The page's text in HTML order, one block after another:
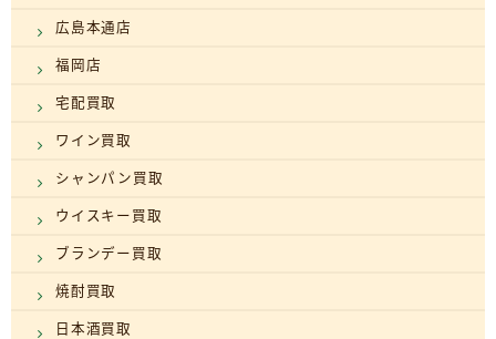
広島本通店
福岡店
宅配買取
ワイン買取
シャンパン買取
ウイスキー買取
ブランデー買取
焼酎買取
日本酒買取